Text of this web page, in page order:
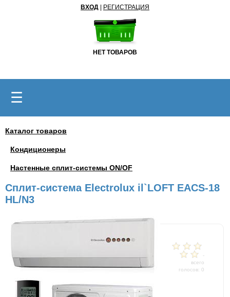
ВХОД РЕГИСТРАЦИЯ
НЕТ ТОВАРОВ
☰
Каталог товаров
Кондиционеры
Настенные сплит-системы ON/OF
Сплит-система Electrolux il`LOFT EACS-18
HL/N3
-
всего
голосов: 0